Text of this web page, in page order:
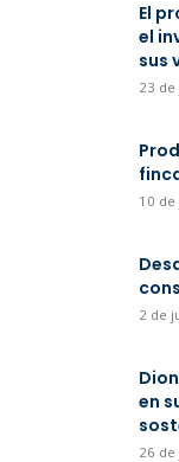
El
el
sus
23
10
2 de
en
26